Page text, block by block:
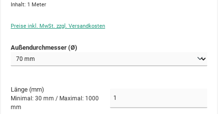
Inhalt: 1 Meter
Preise inkl. MwSt. zzgl. Versandkosten
Außendurchmesser (Ø)
Länge (mm)
Minimal: 30 mm / Maximal: 1000
mm